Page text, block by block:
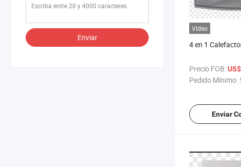
Enviar
Vídeo
4 en 1
Precio FOB:
Pedido Mínimo:
Enviar